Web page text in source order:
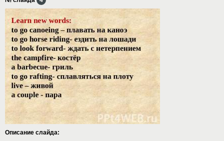
Описание слайда: